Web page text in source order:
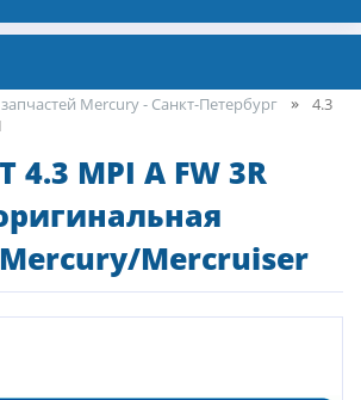
Mercury - Санкт-Петербург
4.3
4.3 MPI A FW 3R
Mercruiser